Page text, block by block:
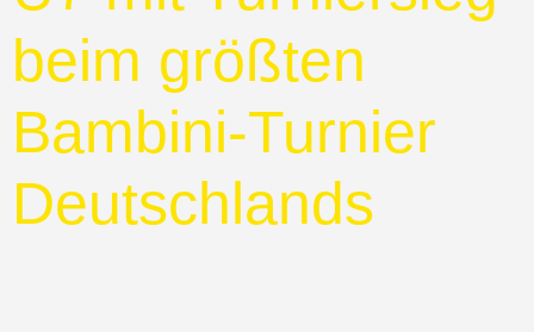
beim größten
Bambini‑Turnier
Deutschlands